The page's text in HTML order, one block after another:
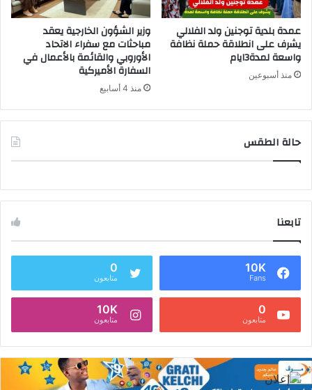
عمدة بلدية توجنين ولد الفلالي
يشرف على انطلاقة حملة نظافة
واسعة لمدة3ايام
منذ أسبوعين
وزير الشؤون الخارجية يعقد
مباحثات مع سفراء الاتحاد
الأوروبي والقائمة بالأعمال في
السفارة الأميركية
منذ 4 أسابيع
حالة الطقس
تابعنا
10K
Fans
0
متابعون
0
متابعون
10K
متابعون